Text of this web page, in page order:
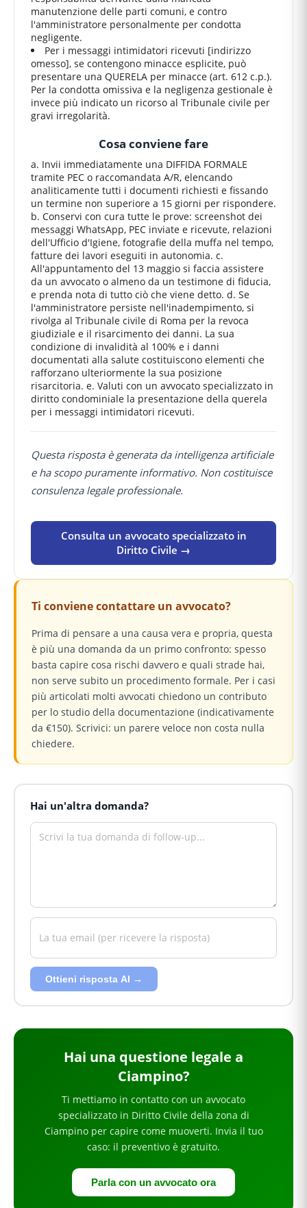
manutenzione delle parti comuni, e contro
l'amministratore personalmente per condotta
negligente.
Per i messaggi intimidatori ricevuti [indirizzo
omesso], se contengono minacce esplicite, può
presentare una QUERELA per minacce (art. 612 c.p.).
Per la condotta omissiva e la negligenza gestionale è
invece più indicato un ricorso al Tribunale civile per
gravi irregolarità.
Cosa conviene fare
a. Invii immediatamente una DIFFIDA FORMALE
tramite PEC o raccomandata A/R, elencando
analiticamente tutti i documenti richiesti e fissando
un termine non superiore a 15 giorni per rispondere.
b. Conservi con cura tutte le prove: screenshot dei
messaggi WhatsApp, PEC inviate e ricevute, relazioni
dell'Ufficio d'Igiene, fotografie della muffa nel tempo,
fatture dei lavori eseguiti in autonomia. c.
All'appuntamento del 13 maggio si faccia assistere
da un avvocato o almeno da un testimone di fiducia,
e prenda nota di tutto ciò che viene detto. d. Se
l'amministratore persiste nell'inadempimento, si
rivolga al Tribunale civile di Roma per la revoca
giudiziale e il risarcimento dei danni. La sua
condizione di invalidità al 100% e i danni
documentati alla salute costituiscono elementi che
rafforzano ulteriormente la sua posizione
risarcitoria. e. Valuti con un avvocato specializzato in
diritto condominiale la presentazione della querela
per i messaggi intimidatori ricevuti.
Questa risposta è generata da intelligenza artificiale
e ha scopo puramente informativo. Non costituisce
consulenza legale professionale.
Consulta un avvocato specializzato in
Diritto Civile →
Ti conviene contattare un avvocato?
Prima di pensare a una causa vera e propria, questa
è più una domanda da un primo confronto: spesso
basta capire cosa rischi davvero e quali strade hai,
non serve subito un procedimento formale. Per i casi
più articolati molti avvocati chiedono un contributo
per lo studio della documentazione (indicativamente
da €150). Scrivici: un parere veloce non costa nulla
chiedere.
Hai un'altra domanda?
Ottieni risposta AI →
Hai una questione legale a
Ciampino?
Ti mettiamo in contatto con un avvocato
specializzato in Diritto Civiledella zona di
Ciampinoper capire come muoverti. Invia il tuo
caso: il preventivo è gratuito.
Parla con un avvocato ora